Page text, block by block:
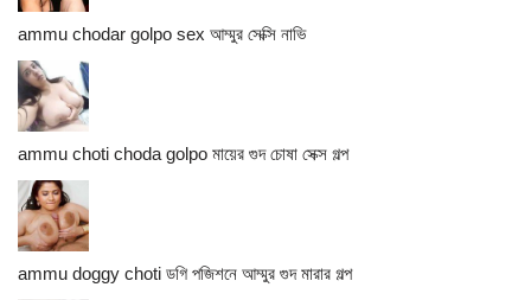
ammu chodar golpo sex আম্মুর সেক্সি নাভি
ammu choti choda golpo মায়ের গুদ চোষা সেক্স গল্প
ammu doggy choti ডগি পজিশনে আম্মুর গুদ মারার গল্প